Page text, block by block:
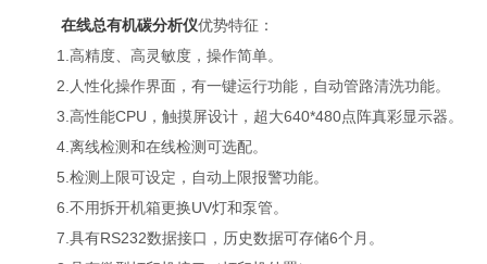
在线总有机碳分析仪优势特征：
1.高精度、高灵敏度，操作简单。
2.人性化操作界面，有一键运行功能，自动管路清洗功能。
3.高性能CPU，触摸屏设计，超大640*480点阵真彩显示器。
4.离线检测和在线检测可选配。
5.检测上限可设定，自动上限报警功能。
6.不用拆开机箱更换UV灯和泵管。
7.具有RS232数据接口，历史数据可存储6个月。